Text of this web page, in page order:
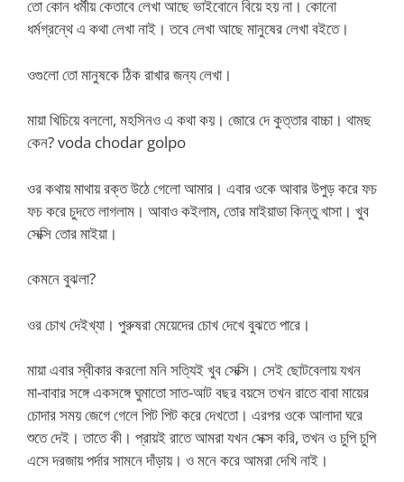
তো কোন ধর্মীয় কেতাবে লেখা আছে ভাইবোনে বিয়ে হয় না। কোনো
ধর্মগ্রন্থে এ কথা লেখা নাই। তবে লেখা আছে মানুষের লেখা বইতে।
ওগুলো তো মানুষকে ঠিক রাখার জন্য লেখা।
মায়া খিচিয়ে বললো, মহসিনও এ কথা কয়। জোরে দে কুত্তার বাচ্চা। থামছ
কেন? voda chodar golpo
ওর কথায় মাথায় রক্ত উঠে গেলো আমার। এবার ওকে আবার উপুড় করে ফচ
ফচ করে চুদতে লাগলাম। আবাও কইলাম, তোর মাইয়াডা কিন্তু খাসা। খুব
সেক্সি তোর মাইয়া।
কেমনে বুঝলা?
ওর চোখ দেইখ্যা। পুরুষরা মেয়েদের চোখ দেখে বুঝতে পারে।
মায়া এবার স্বীকার করলো মনি সত্যিই খুব সেক্সি। সেই ছোটবেলায় যখন
মা-বাবার সঙ্গে একসঙ্গে ঘুমাতো সাত-আট বছর বয়সে তখন রাতে বাবা মায়ের
চোদার সময় জেগে গেলে পিট পিট করে দেখতো। এরপর ওকে আলাদা ঘরে
শুতে দেই। তাতে কী। প্রায়ই রাতে আমরা যখন সেক্স করি, তখন ও চুপি চুপি
এসে দরজায় পর্দার সামনে দাঁড়ায়। ও মনে করে আমরা দেখি নাই।